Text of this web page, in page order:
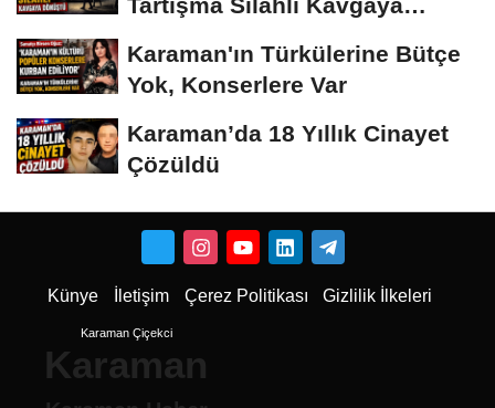
Tartışma Silahlı Kavgaya
Karaman'ın Türkülerine Bütçe
Yok, Konserlere Var
Karaman’da 18 Yıllık Cinayet
Çözüldü
Künye İletişim Çerez Politikası Gizlilik İlkeleri
Karaman Çiçekci
Karaman